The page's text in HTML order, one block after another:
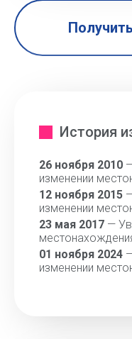
История
26 ноября 2010
изменении
12 ноября 2015
изменении
23 мая 2017 —
01 ноября 2024
изменении